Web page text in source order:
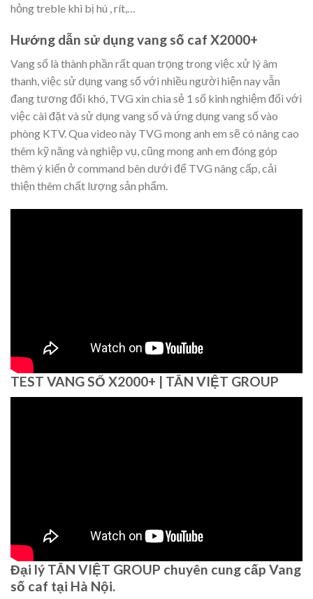
hỏng treble khi bị hú , rít,…
Hướng dẫn sử dụng vang số caf X2000+
Vang số là thành phần rất quan trọng trong việc xử lý âm
thanh, việc sử dụng vang số với nhiều người hiện nay vẫn
đang tương đối khó, TVG xin chia sẻ 1 số kinh nghiệm đối với
việc cài đặt và sử dụng vang số và ứng dụng vang số vào
phòng KTV. Qua video này TVG mong anh em sẽ có nâng cao
thêm kỹ năng và nghiệp vụ, cũng mong anh em đóng góp
thêm ý kiến ở command bên dưới để TVG nâng cấp, cải
thiện thêm chất lượng sản phẩm.
TEST VANG SỐ X2000+ | TÂN VIỆT GROUP
Đại lý TÂN VIỆT GROUP chuyên cung cấp Vang
số caf tại Hà Nội.